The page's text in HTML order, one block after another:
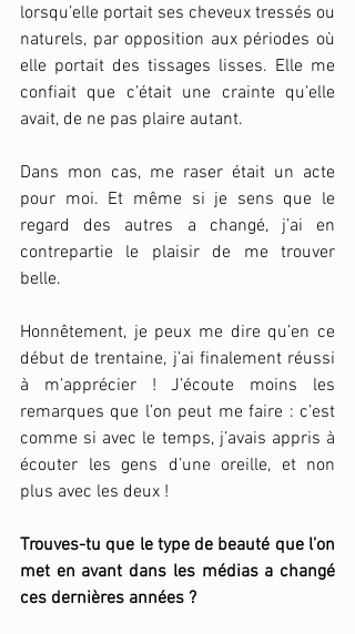
lorsqu’elle portait ses cheveux tressés ou
naturels, par opposition aux périodes où
elle portait des tissages lisses. Elle me
confiait que c’était une crainte qu’elle
avait, de ne pas plaire autant.
Dans mon cas, me raser était un acte
pour moi. Et même si je sens que le
regard des autres a changé, j’ai en
contrepartie le plaisir de me trouver
belle.
Honnêtement, je peux me dire qu’en ce
début de trentaine, j’ai finalement réussi
à m’apprécier ! J’écoute moins les
remarques que l’on peut me faire : c’est
comme si avec le temps, j’avais appris à
écouter les gens d’une oreille, et non
plus avec les deux !
Trouves-tu que le type de beauté que l’on
met en avant dans les médias a changé
ces dernières années ?